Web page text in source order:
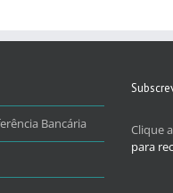
Bancária Clique
para